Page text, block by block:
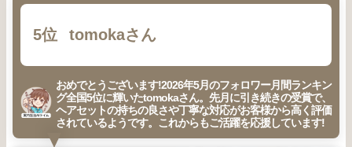
5位 tomokaさん
おめでとうございます!2026年5月のフォロワー月間ランキン
グ全国5位に輝いたtomokaさん。先月に引き続きの受賞で、
ヘアセットの持ちの良さや丁寧な対応がお客様から高く評価
されているようです。これからもご活躍を応援しています!